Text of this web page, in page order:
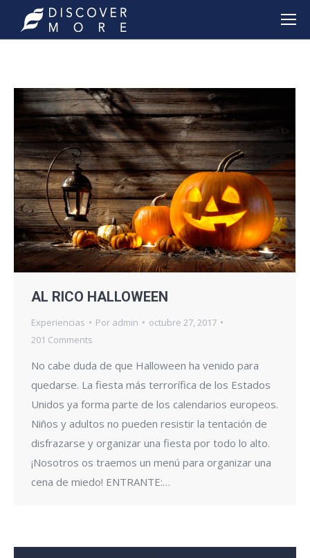
AL RICO HALLOWEEN
Experiencias Por admin
octubre 27, 2017
201 Comments
No cabe duda de que Halloween ha venido para
quedarse. La fiesta más terrorífica de los Estados
Unidos ya forma parte de los calendarios europeos.
Niños y adultos no pueden resistir la tentación de
disfrazarse y organizar una fiesta por todo lo alto.
¡Nosotros os traemos un menú para organizar una
cena de miedo! ENTRANTE:…